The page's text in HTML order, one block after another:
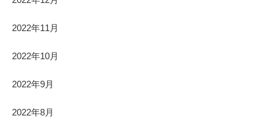
2022年11月
2022年10月
2022年9月
2022年8月